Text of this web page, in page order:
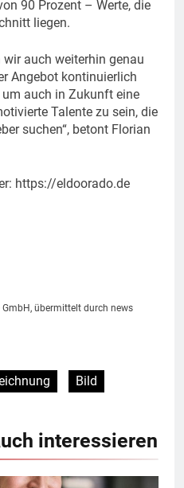
90 Prozent – Werte, die
liegen.
auch weiterhin genau
Angebot kontinuierlich
auch in Zukunft eine
Talente zu sein, die
suchen“, betont Florian
https://eldoorado.de
GmbH, übermittelt durch news
Bild
interessieren